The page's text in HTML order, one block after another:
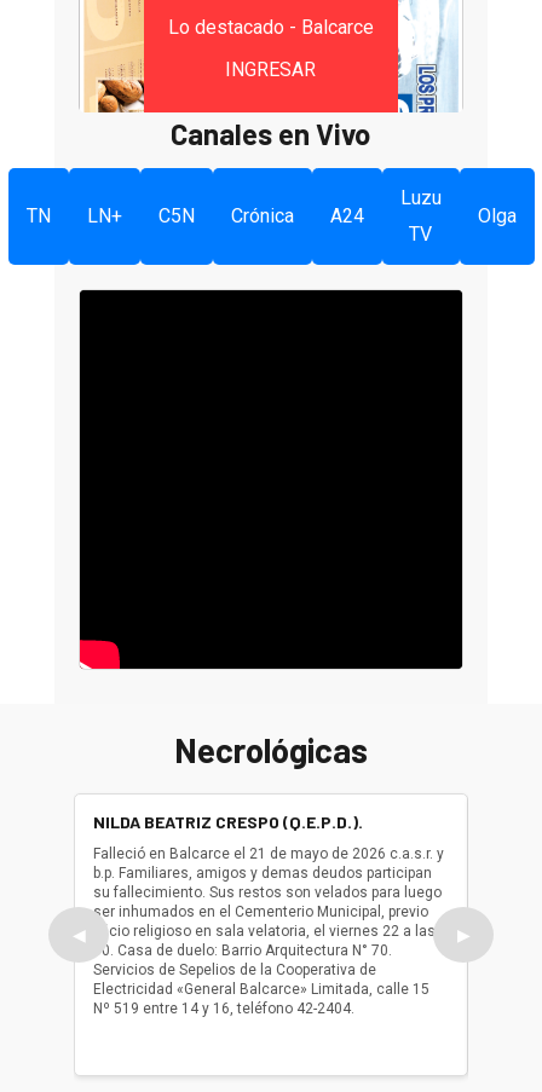
Lo destacado - Balcarce
INGRESAR
Canales en Vivo
TN LN+ C5N Crónica A24
Luzu
TV
Olga
Necrológicas
◀
NILDA BEATRIZ CRESPO (Q.E.P.D.).
Falleció en Balcarce el 21 de mayo de 2026 c.a.s.r. y
b.p. Familiares, amigos y demas deudos participan
su fallecimiento. Sus restos son velados para luego
ser inhumados en el Cementerio Municipal, previo
oficio religioso en sala velatoria, el viernes 22 a las
10. Casa de duelo: Barrio Arquitectura N° 70.
Servicios de Sepelios de la Cooperativa de
Electricidad «General Balcarce» Limitada, calle 15
Nº 519 entre 14 y 16, teléfono 42-2404.
ser
oficio
▶